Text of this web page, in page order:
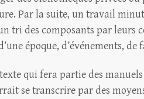
Par la suite, un travail
tri des composants par leurs
époque, d’événements, de
qui fera partie des
se transcrire par des